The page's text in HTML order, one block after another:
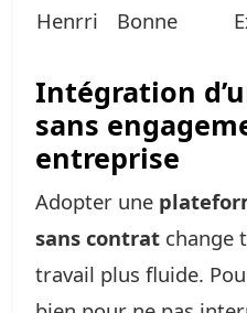
Henrri
Bonne
Intégration
sans
entreprise
Adopter une
sans contrat change
travail plus fluide.